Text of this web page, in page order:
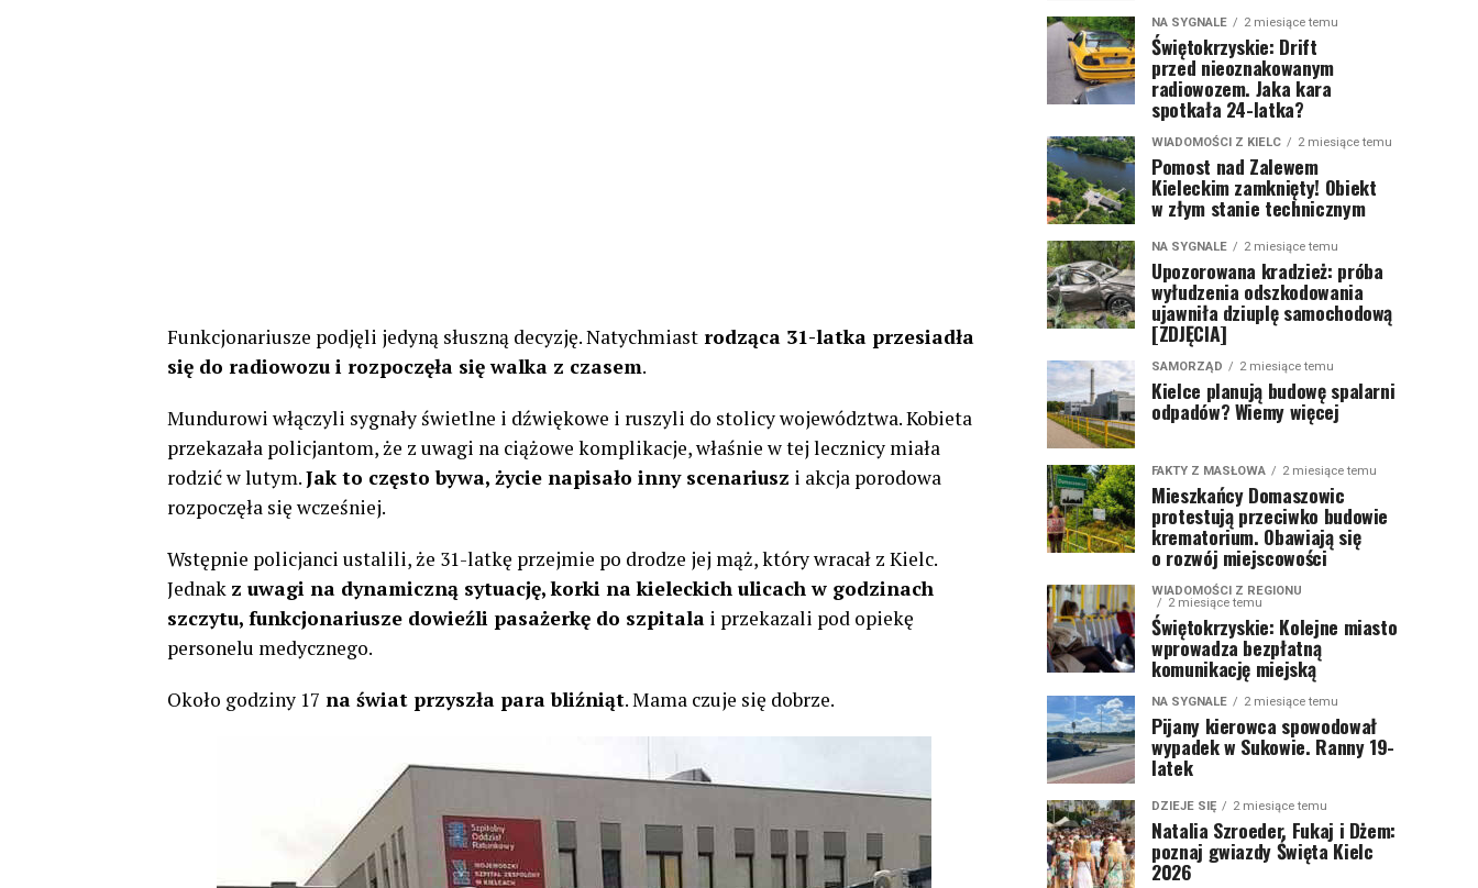
Funkcjonariusze podjęli jedyną słuszną decyzję. Natychmiast rodząca 31-latka przesiadła
się do radiowozu i rozpoczęła się walka z czasem.
Mundurowi włączyli sygnały świetlne i dźwiękowe i ruszyli do stolicy województwa. Kobieta
przekazała policjantom, że z uwagi na ciążowe komplikacje, właśnie w tej lecznicy miała
rodzić w lutym.Jak to często bywa, życie napisało inny scenariusz i akcja porodowa
rozpoczęła się wcześniej.
Wstępnie policjanci ustalili, że 31-latkę przejmie po drodze jej mąż, który wracał z Kielc.
Jednak z uwagi na dynamiczną sytuację, korki na kieleckich ulicach w godzinach
szczytu, funkcjonariusze dowieźli pasażerkę do szpitala i przekazali pod opiekę
personelu medycznego.
Około godziny 17 na świat przyszła para bliźniąt. Mama czuje się dobrze.
NA SYGNALE 2 miesiące temu
Świętokrzyskie: Drift
przed nieoznakowanym
radiowozem. Jaka kara
spotkała 24-latka?
WIADOMOŚCI Z KIELC 2 miesiące temu
Pomost nad Zalewem
Kieleckim zamknięty! Obiekt
w złym stanie technicznym
NA SYGNALE 2 miesiące temu
Upozorowana kradzież: próba
wyłudzenia odszkodowania
ujawniła dziuplę samochodową
[ZDJĘCIA]
SAMORZĄD 2 miesiące temu
Kielce planują budowę spalarni
odpadów? Wiemy więcej
FAKTY Z MASŁOWA 2 miesiące temu
Mieszkańcy Domaszowic
protestują przeciwko budowie
krematorium. Obawiają się
o rozwój miejscowości
WIADOMOŚCI Z REGIONU
2 miesiące temu
Świętokrzyskie: Kolejne miasto
wprowadza bezpłatną
komunikację miejską
NA SYGNALE 2 miesiące temu
Pijany kierowca spowodował
wypadek w Sukowie. Ranny 19-
latek
DZIEJE SIĘ 2 miesiące temu
Natalia Szroeder, Fukaj i Dżem:
poznaj gwiazdy Święta Kielc
2026